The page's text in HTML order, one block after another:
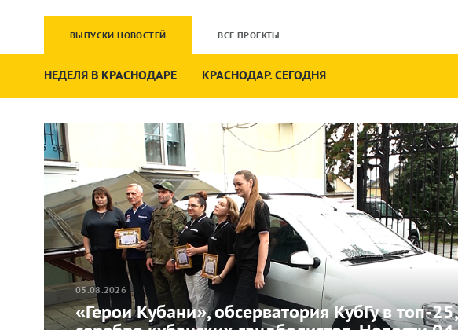
ВЫПУСКИ НОВОСТЕЙ ВСЕ ПРОЕКТЫ
НЕДЕЛЯ В КРАСНОДАРЕ КРАСНОДАР. СЕГОДНЯ
05.08.2026
«Герои Кубани», обсерватория КубГу в топ-25,